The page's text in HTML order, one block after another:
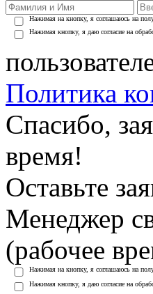
Нажимая на кнопку, я соглашаюсь на
Нажимая кнопку, я даю согласие на
Политика
Спасибо,
время!
Оставьте
Менеджер
(рабочее
Нажимая на кнопку, я соглашаюсь на
Нажимая кнопку, я даю согласие на